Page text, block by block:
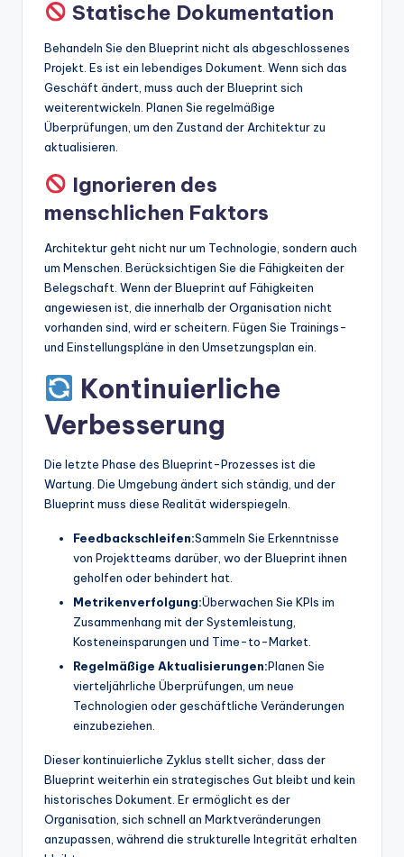
Statische Dokumentation
Behandeln Sie den Blueprint nicht als abgeschlossenes
Projekt. Es ist ein lebendiges Dokument. Wenn sich das
Geschäft ändert, muss auch der Blueprint sich
weiterentwickeln. Planen Sie regelmäßige
Überprüfungen, um den Zustand der Architektur zu
aktualisieren.
Ignorieren des
menschlichen Faktors
Architektur geht nicht nur um Technologie, sondern auch
um Menschen. Berücksichtigen Sie die Fähigkeiten der
Belegschaft. Wenn der Blueprint auf Fähigkeiten
angewiesen ist, die innerhalb der Organisation nicht
vorhanden sind, wird er scheitern. Fügen Sie Trainings-
und Einstellungspläne in den Umsetzungsplan ein.
Kontinuierliche
Verbesserung
Die letzte Phase des Blueprint-Prozesses ist die
Wartung. Die Umgebung ändert sich ständig, und der
Blueprint muss diese Realität widerspiegeln.
Feedbackschleifen:Sammeln Sie Erkenntnisse
von Projektteams darüber, wo der Blueprint ihnen
geholfen oder behindert hat.
Metrikenverfolgung:Überwachen Sie KPIs im
Zusammenhang mit der Systemleistung,
Kosteneinsparungen und Time-to-Market.
Regelmäßige Aktualisierungen:Planen Sie
vierteljährliche Überprüfungen, um neue
Technologien oder geschäftliche Veränderungen
einzubeziehen.
Dieser kontinuierliche Zyklus stellt sicher, dass der
Blueprint weiterhin ein strategisches Gut bleibt und kein
historisches Dokument. Er ermöglicht es der
Organisation, sich schnell an Marktveränderungen
anzupassen, während die strukturelle Integrität erhalten